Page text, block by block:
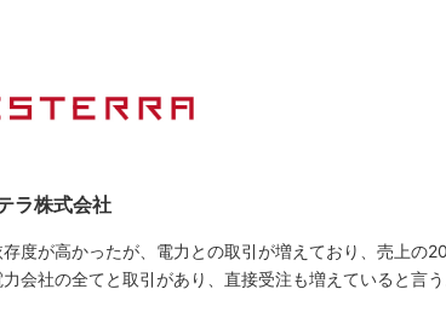
ラ株式会社
度が高かったが、電力との取引が増えており、売上の
会社の全てと取引があり、直接受注も増えていると言